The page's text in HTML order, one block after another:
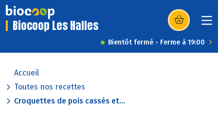
Biocoop Les Halles (s’ouvre dans
Bientôt fermé - Ferme à 19:00
Accueil
Toutes nos recettes
Croquettes de pois cassés et...